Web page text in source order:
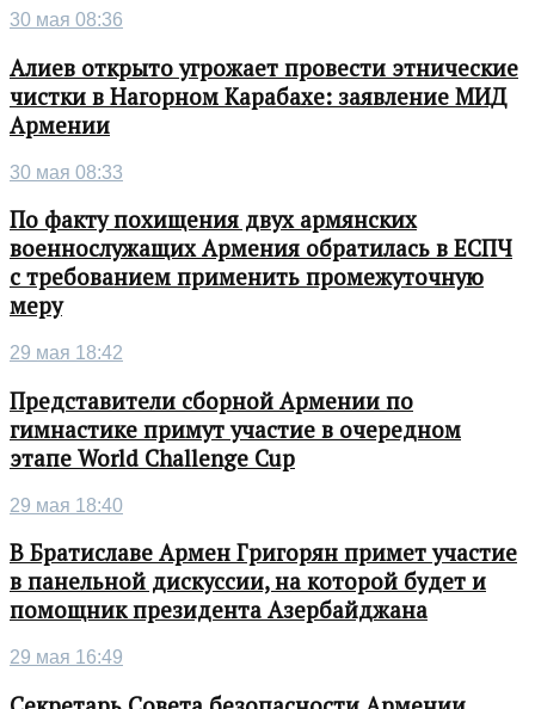
30 мая 08:36
Алиев открыто угрожает провести этнические
чистки в Нагорном Карабахе: заявление МИД
Армении
30 мая 08:33
По факту похищения двух армянских
военнослужащих Армения обратилась в ЕСПЧ
с требованием применить промежуточную
меру
29 мая 18:42
Представители сборной Армении по
гимнастике примут участие в очередном
этапе World Challenge Cup
29 мая 18:40
В Братиславе Армен Григорян примет участие
в панельной дискуссии, на которой будет и
помощник президента Азербайджана
29 мая 16:49